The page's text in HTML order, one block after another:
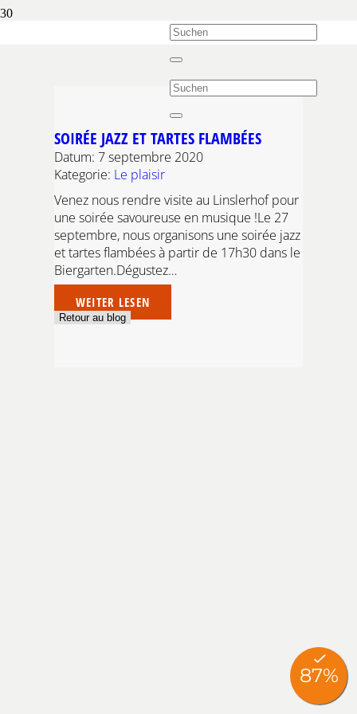
SOIRÉE JAZZ ET TARTES FLAMBÉES
Datum: 7 septembre 2020
Kategorie: Le plaisir
Venez nous rendre visite au Linslerhof pour
une soirée savoureuse en musique !Le 27
septembre, nous organisons une soirée jazz
et tartes flambées à partir de 17h30 dans le
Biergarten.Dégustez…
WEITER LESEN
Retour au blog